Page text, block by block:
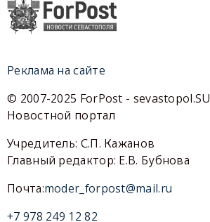
Реклама на сайте
© 2007-2025 ForPost - sevastopol.SU
Новостной портал
Учредитель: С.П. Кажанов
Главный редактор: Е.В. Бубнова
Почта:moder_forpost@mail.ru
+7 978 249 12 82